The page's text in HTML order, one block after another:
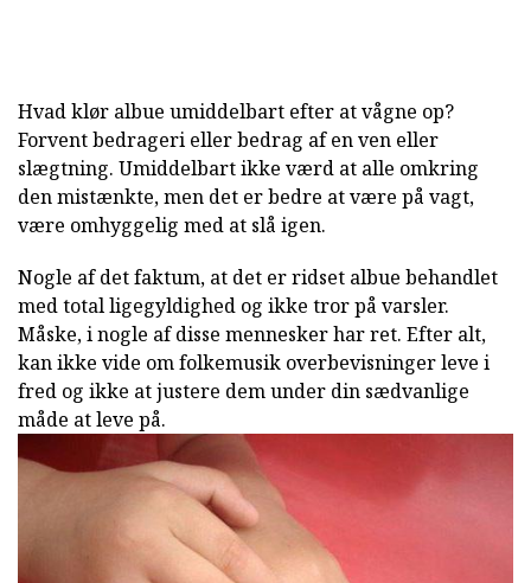
Hvad klør albue umiddelbart efter at vågne op?
Forvent bedrageri eller bedrag af en ven eller
slægtning. Umiddelbart ikke værd at alle omkring
den mistænkte, men det er bedre at være på vagt,
være omhyggelig med at slå igen.
Nogle af det faktum, at det er ridset albue behandlet
med total ligegyldighed og ikke tror på varsler.
Måske, i nogle af disse mennesker har ret. Efter alt,
kan ikke vide om folkemusik overbevisninger leve i
fred og ikke at justere dem under din sædvanlige
måde at leve på.